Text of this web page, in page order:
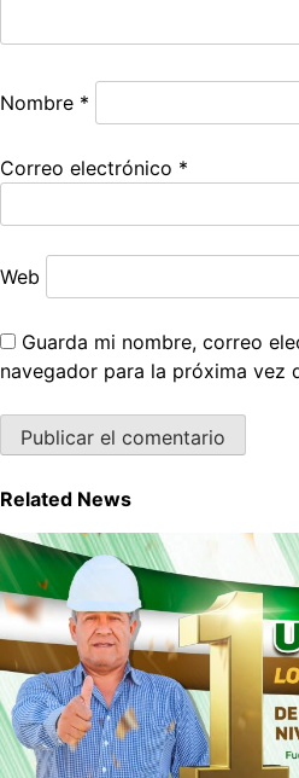
Nombre *
Correo electrónico *
Web
Guarda mi nombre, correo
navegador para la próxima vez
Related News